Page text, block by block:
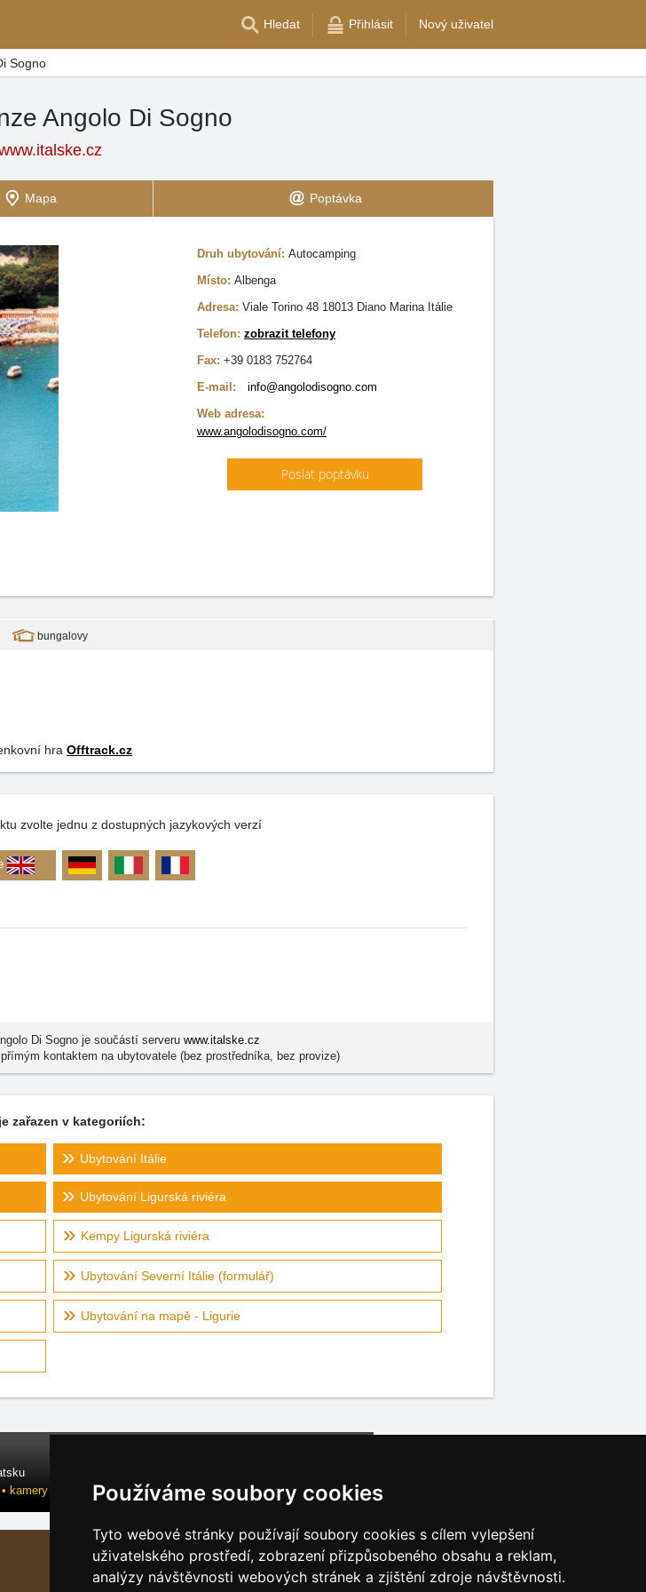
Používáme soubory cookies
Tyto webové stránky používají soubory cookies s cílem vylepšení
uživatelského prostředí, zobrazení přizpůsobeného obsahu a reklam,
analýzy návštěvnosti webových stránek a zjištění zdroje návštěvnosti.
Hledat Přihlásit Nový uživatel
Sogno
Angolo Di Sogno
Mapa Poptávka
Druh ubytování: Autocamping
Místo: Albenga
Adresa: Viale Torino 48 18013 Diano Marina Itálie
Telefon: zobrazit telefony
Fax: +39 0183 752764
E-mail:
info@angolodisogno.com
Web adresa:
www.angolodisogno.com/
Poslat poptávku
bungalovy
hra Offtrack.cz
zvolte jednu z dostupných jazykových verzí
Di Sogno je součástí serveru www.italske.cz
kontaktem na ubytovatele (bez prostředníka, bez provize)
zařazen v kategoriích:
Ubytování Itálie
Ubytování Ligurská riviéra
Kempy Ligurská riviéra
Ubytování Severní Itálie (formulář)
Ubytování na mapě - Ligurie
kamery
Katalog ubytování
Osobní údaje